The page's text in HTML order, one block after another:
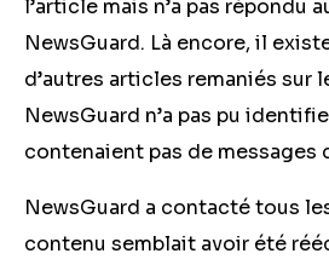
l’article mais n’a pas répondu
NewsGuard. Là encore, il
d’autres articles remaniés sur
NewsGuard n’a pas pu
contenaient pas de messages
NewsGuard a contacté tous
contenu semblait avoir été